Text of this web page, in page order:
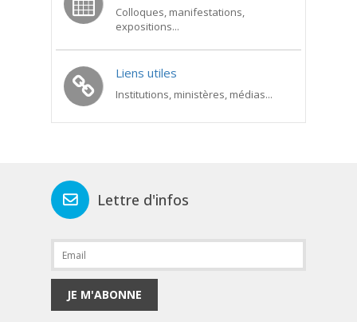
Colloques, manifestations,
expositions...
Liens utiles
Institutions, ministères, médias...
Lettre d'infos
JE M'ABONNE